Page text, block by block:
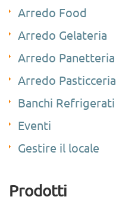
Arredo Food
Arredo Gelateria
Arredo Panetteria
Arredo Pasticceria
Banchi Refrigerati
Eventi
Gestire il locale
Prodotti